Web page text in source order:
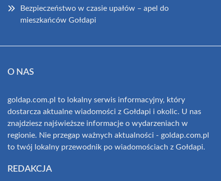
Bezpieczeństwo w czasie upałów – apel do
mieszkańców Gołdapi
O NAS
goldap.com.pl to lokalny serwis informacyjny, który
dostarcza aktualne wiadomości z Gołdapi i okolic. U nas
znajdziesz najświeższe informacje o wydarzeniach w
regionie. Nie przegap ważnych aktualności - goldap.com.pl
to twój lokalny przewodnik po wiadomościach z Gołdapi.
REDAKCJA